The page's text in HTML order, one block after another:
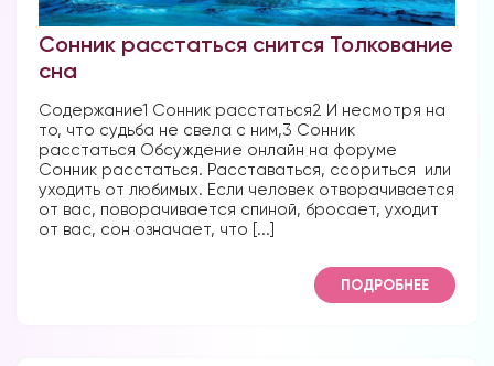
Сонник расстаться снится Толкование
сна
Содержание1 Сонник расстаться2 И несмотря на
то, что судьба не свела с ним,3 Сонник
расстаться Обсуждение онлайн на форуме
Сонник расстаться. Расставаться, ссориться или
уходить от любимых. Если человек отворачивается
от вас, поворачивается спиной, бросает, уходит
от вас, сон означает, что [...]
ПОДРОБНЕЕ
Форум на сайте